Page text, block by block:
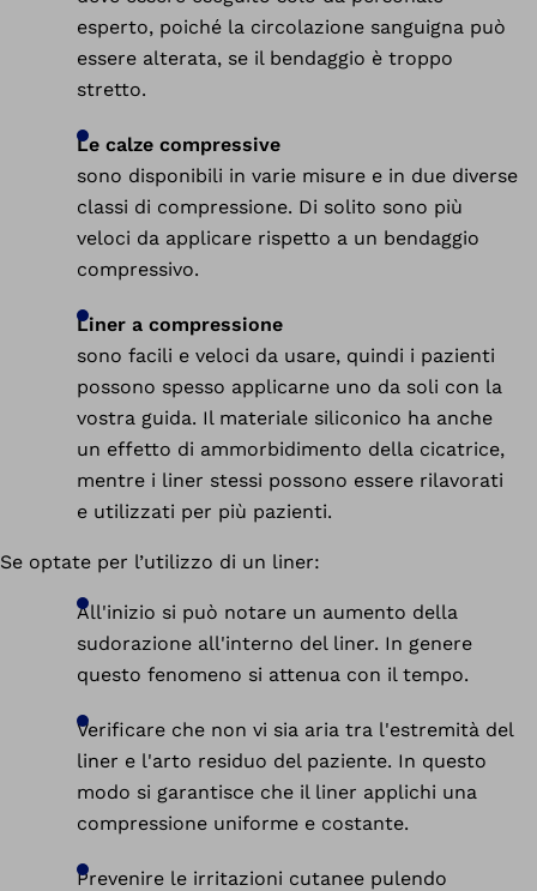
esperto, poiché la circolazione sanguigna può
essere alterata, se il bendaggio è troppo
stretto.
Le calze compressive
sono disponibili in varie misure e in due diverse
classi di compressione. Di solito sono più
veloci da applicare rispetto a un bendaggio
compressivo.
Liner a compressione
sono facili e veloci da usare, quindi i pazienti
possono spesso applicarne uno da soli con la
vostra guida. Il materiale siliconico ha anche
un effetto di ammorbidimento della cicatrice,
mentre i liner stessi possono essere rilavorati
e utilizzati per più pazienti.
Se optate per l’utilizzo di un liner:
All'inizio si può notare un aumento della
sudorazione all'interno del liner. In genere
questo fenomeno si attenua con il tempo.
Verificare che non vi sia aria tra l'estremità del
liner e l'arto residuo del paziente. In questo
modo si garantisce che il liner applichi una
compressione uniforme e costante.
Prevenire le irritazioni cutanee pulendo